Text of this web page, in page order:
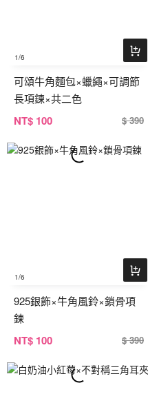
1/6
可頌牛角麵包×蠟繩×可調節
長項鍊×共二色
NT$ 100 $ 390
1/6
925銀飾×牛角風鈴×鎖骨項
鍊
NT$ 100 $ 390